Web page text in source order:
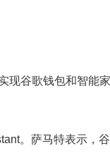
现谷歌钱包和智能
。萨马特表示，